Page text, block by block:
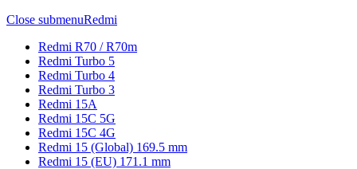
Close submenuRedmi
Redmi R70 / R70m
Redmi Turbo 5
Redmi Turbo 4
Redmi Turbo 3
Redmi 15A
Redmi 15C 5G
Redmi 15C 4G
Redmi 15 (Global) 169.5 mm
Redmi 15 (EU) 171.1 mm